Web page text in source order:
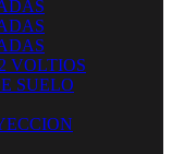
VOLTIOS
SUELO